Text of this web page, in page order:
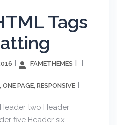
Tags
FAMETHEMES
, ONE PAGE, RESPONSIVE
two Header
five Header six